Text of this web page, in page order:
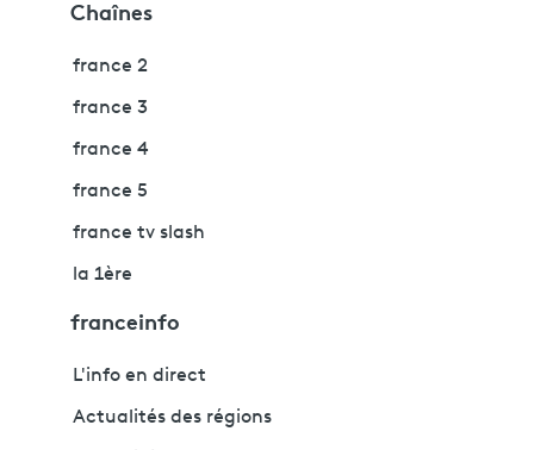
Chaînes
france 2
france 3
france 4
france 5
france tv slash
la 1ère
franceinfo
L'info en direct
Actualités des régions